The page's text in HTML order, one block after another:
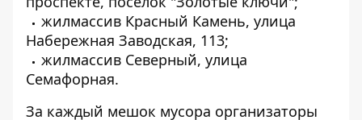
жилмассив Красный Камень, улица
Набережная Заводская, 113;
жилмассив Северный, улица
Семафорная.
За каждый мешок мусора организаторы